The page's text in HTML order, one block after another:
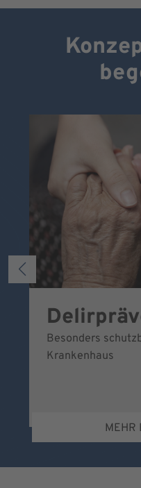
Besonders
Krankenhaus
MEHR